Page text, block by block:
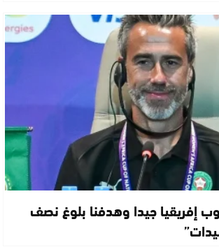
إفريقيا جيدا وهدفنا بلوغ نصف